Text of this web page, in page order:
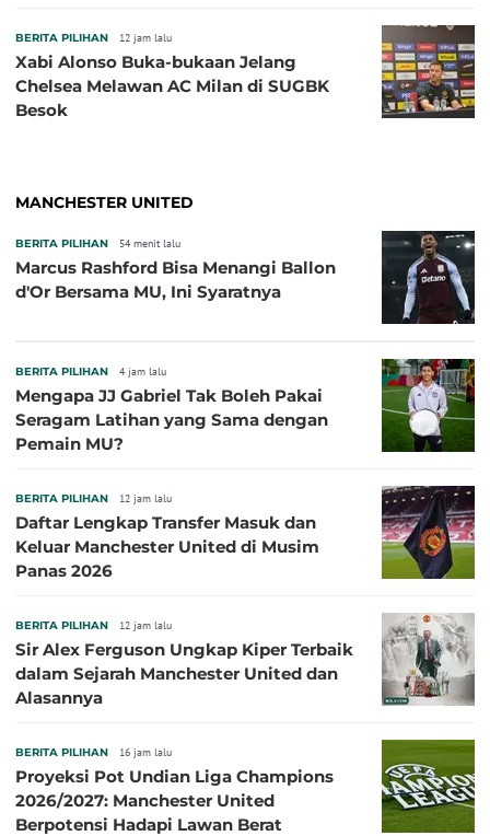
BERITA PILIHAN 12 jam lalu
Xabi Alonso Buka-bukaan Jelang
Chelsea Melawan AC Milan di SUGBK
Besok
MANCHESTER UNITED
BERITA PILIHAN 54 menit lalu
Marcus Rashford Bisa Menangi Ballon
d'Or Bersama MU, Ini Syaratnya
BERITA PILIHAN 4 jam lalu
Mengapa JJ Gabriel Tak Boleh Pakai
Seragam Latihan yang Sama dengan
Pemain MU?
BERITA PILIHAN 12 jam lalu
Daftar Lengkap Transfer Masuk dan
Keluar Manchester United di Musim
Panas 2026
BERITA PILIHAN 12 jam lalu
Sir Alex Ferguson Ungkap Kiper Terbaik
dalam Sejarah Manchester United dan
Alasannya
BERITA PILIHAN 16 jam lalu
Proyeksi Pot Undian Liga Champions
2026/2027: Manchester United
Berpotensi Hadapi Lawan Berat